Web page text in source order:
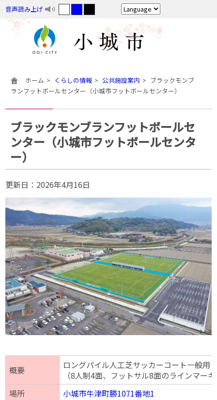
音声読み上げ
ホーム くらしの情報 公共施設案内
ブラックモンブ
ランフットボールセンター（小城市フットボールセンター）
ブラックモンブランフットボールセ
ンター（小城市フットボールセンタ
ー）
更新日： 2026年4月16日
概要
ロングパイル人工芝サッカーコート一般用
（8人制4面、フットサル8面のラインマー
場所
小城市牛津町勝1071番地1